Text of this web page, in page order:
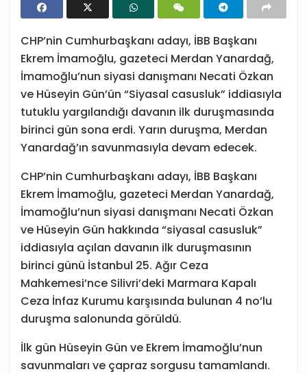
CHP’nin Cumhurbaşkanı adayı, İBB Başkanı
Ekrem İmamoğlu, gazeteci Merdan Yanardağ,
İmamoğlu’nun siyasi danışmanı Necati Özkan
ve Hüseyin Gün’ün “Siyasal casusluk” iddiasıyla
tutuklu yargılandığı davanın ilk duruşmasında
birinci gün sona erdi. Yarın duruşma, Merdan
Yanardağ’ın savunmasıyla devam edecek.
CHP’nin Cumhurbaşkanı adayı, İBB Başkanı
Ekrem İmamoğlu, gazeteci Merdan Yanardağ,
İmamoğlu’nun siyasi danışmanı Necati Özkan
ve Hüseyin Gün hakkında “siyasal casusluk”
iddiasıyla açılan davanın ilk duruşmasının
birinci günü İstanbul 25. Ağır Ceza
Mahkemesi’nce Silivri’deki Marmara Kapalı
Ceza İnfaz Kurumu karşısında bulunan 4 no’lu
duruşma salonunda görüldü.
İlk gün Hüseyin Gün ve Ekrem İmamoğlu’nun
savunmaları ve çapraz sorgusu tamamlandı.